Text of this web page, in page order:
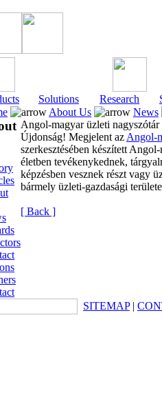
Solutions Research
About Us News
Angol-magyar üzleti nagyszótár
Újdonság! Megjelent az Angol-
szerkesztésében készített
életben tevékenykednek,
képzésben vesznek részt vagy
bármely üzleti-gazdasági
[ Back ]
SITEMAP|